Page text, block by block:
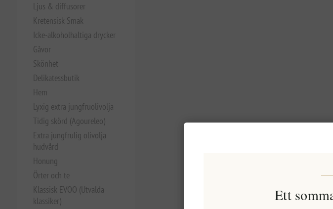
Ljus & diffusorer
Kretensisk Smak
Icke-alkoholhaltiga drycker
Gåvor
Skönhet
Delikatessbutik
Hem
Lyxig extra jungfruolivolja
Tidig skörd (Agoureleo)
Extra jungfrulig olivolja
hudvård
Honung
Örter och te
Klassisk EVOO (Utvalda
klassiker)
Ett